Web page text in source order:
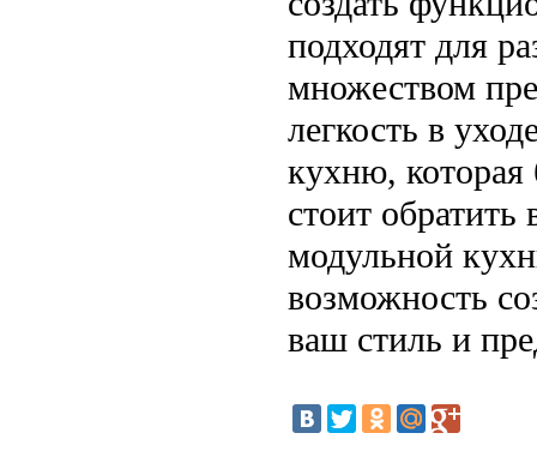
подходят для
множеством
легкость в
кухню, которая
стоит
модульной
возможность
ваш стиль и